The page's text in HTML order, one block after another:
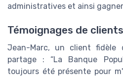
administratives et ainsi
Témoignages de
Jean-Marc, un client fidèle
partage : “La Banque
toujours été présente pour